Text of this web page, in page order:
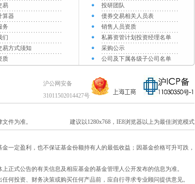
易
算器
务
们
易方式须知
质
投研团队
债券交易相关人员表
销售人员资质
私募资管计划投资经理名单
采购公示
公司及下属各级子公司名单
沪公网安备
31011502014427号
件为准。
建议以1280x768，IE8浏览器以上为最佳浏览模式
一定盈利，也不保证基金份额持有人的最低收益；因基金价格可升可跌，
正式公告的有关信息及相应基金的基金管理人公开发布的信息为准。
何投资、财务决策或购买任何产品前，应自行寻求专业顾问提供意见。